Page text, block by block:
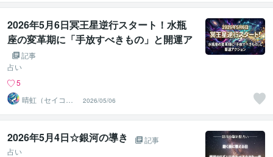
2026年5月6日冥王星逆行スタート！水瓶
座の変革期に「手放すべきもの」と開運ア
クション
記事
占い
5
晴虹（セイコ
ー） 転換期専門
鑑定師
2026/05/06
2026年5月4日☆銀河の導き
記事
占い